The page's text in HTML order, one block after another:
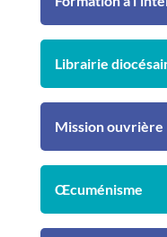
Librairie
Mission ouvrière
Œcuménisme